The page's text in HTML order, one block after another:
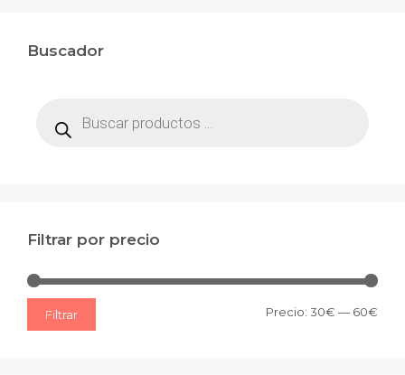
Buscador
productos
Filtrar por precio
Filtrar Precio: 30€ — 60€